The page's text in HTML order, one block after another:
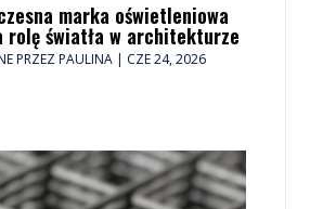
marka oświetleniowa
rolę światła w architekturze
PRZEZPAULINA| CZE 24, 2026